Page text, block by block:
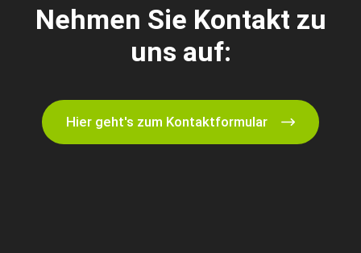
Nehmen Sie Kontakt zu
uns auf:
Hier geht's zum Kontaktformular